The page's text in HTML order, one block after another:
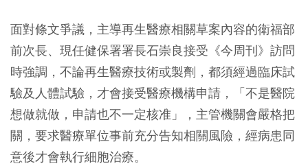
面對條文爭議，主導再生醫療相關草案內容的衛福部
前次長、現任健保署署長石崇良接受《今周刊》訪問
時強調，不論再生醫療技術或製劑，都須經過臨床試
驗及人體試驗，才會接受醫療機構申請，「不是醫院
想做就做，申請也不一定核准」，主管機關會嚴格把
關，要求醫療單位事前充分告知相關風險，經病患同
意後才會執行細胞治療。